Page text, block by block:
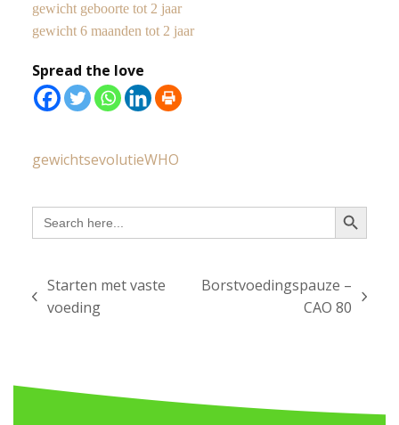
gewicht geboorte tot 2 jaar
gewicht 6 maanden tot 2 jaar
Spread the love
gewichtsevolutieWHO
Search
for:
Search Button
previous
Starten met vaste
voeding
Borstvoedingspauze –
CAO 80